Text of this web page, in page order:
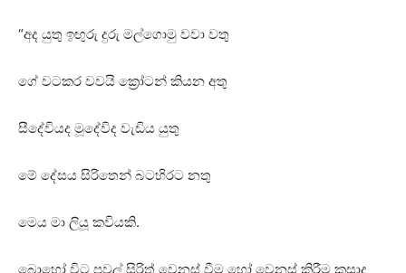
“අද යුතු ඉඟුරු දුරු මල්ගොමු වවා වතු
ගේ වටකර වවයි ක්‍රෝටන් කියන අතු
සීදේවියද මූදේවිද වැඩිය යුතු
මේ දේසය සිරිතෙන් බටහිරට නතු
මෙය මා ලියූ කවියකි.
බොහෝ විට පවුල් සිරිත් වෙනස්‌ වීම හෝ වෙනස්‌ කිරීම කසාද